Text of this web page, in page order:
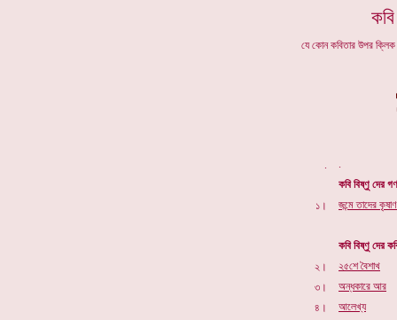
যে কোন কবিতার উপর
.
১।
২।
৩।
৪।
.
কবি বিষ্ণু দের
জন্মে তাদের
কবি বিষ্ণু দের
২৫শে বৈশাখ
অন্ধকারে আর
আলেখ্য